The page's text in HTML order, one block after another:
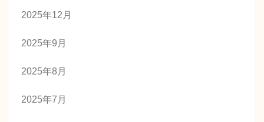
2025年12月
2025年9月
2025年8月
2025年7月